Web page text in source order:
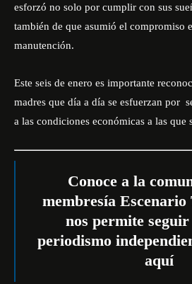
esforzó no solo por cumplir con sus
también de que asumió el compromiso
manutención.
Este seis de enero es importante
madres que día a día se esfuerzan por
a las condiciones económicas a las que
Conoce a la
membresía Escenario
nos permite
periodismo
aquí